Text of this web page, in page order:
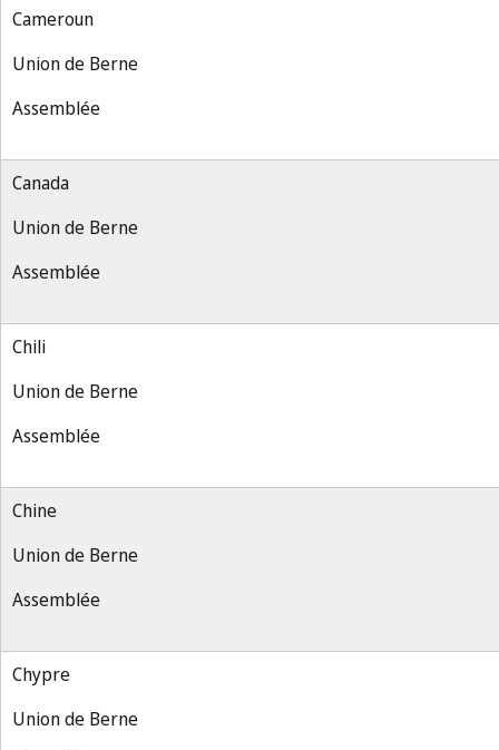
Cameroun
Union de Berne
Assemblée
Canada
Union de Berne
Assemblée
Chili
Union de Berne
Assemblée
Chine
Union de Berne
Assemblée
Chypre
Union de Berne